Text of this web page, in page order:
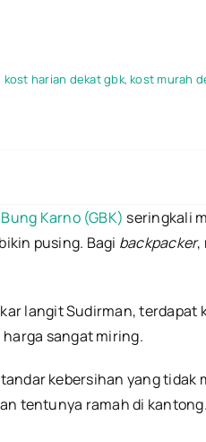
kost harian dekat gbk,kost murah
Karno (GBK) seringkali
pusing. Bagi backpacker,
langit Sudirman,
sangat miring.
kebersihan yang tidak
tentunya ramah di kantong.